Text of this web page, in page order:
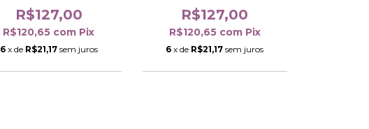
R$127,00
R$120,65 com Pix
6 x de R$21,17 sem juros
R$127,00
R$120,65 com Pix
6 x de R$21,17 sem juros